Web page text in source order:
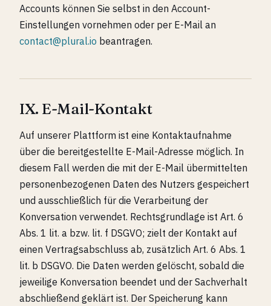
Accounts können Sie selbst in den Account-
Einstellungen vornehmen oder per E-Mail an
contact@plural.io beantragen.
IX. E-Mail-Kontakt
Auf unserer Plattform ist eine Kontaktaufnahme
über die bereitgestellte E-Mail-Adresse möglich. In
diesem Fall werden die mit der E-Mail übermittelten
personenbezogenen Daten des Nutzers gespeichert
und ausschließlich für die Verarbeitung der
Konversation verwendet. Rechtsgrundlage ist Art. 6
Abs. 1 lit. a bzw. lit. f DSGVO; zielt der Kontakt auf
einen Vertragsabschluss ab, zusätzlich Art. 6 Abs. 1
lit. b DSGVO. Die Daten werden gelöscht, sobald die
jeweilige Konversation beendet und der Sachverhalt
abschließend geklärt ist. Der Speicherung kann